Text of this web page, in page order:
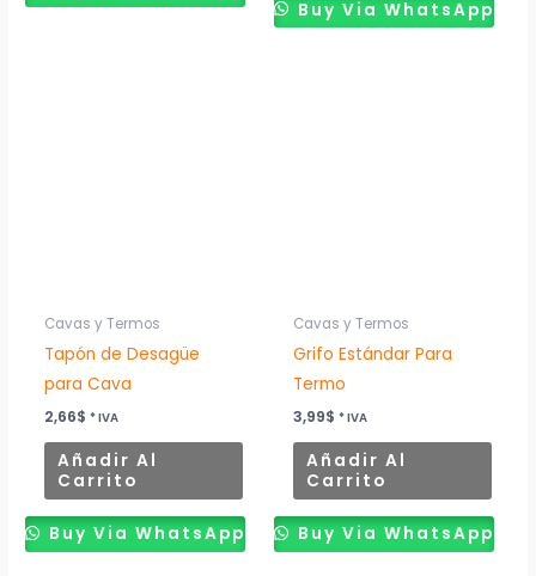
Buy Via WhatsApp
Cavas y Termos
Tapón de Desagüe
para Cava
2,66$ * IVA
Añadir Al
Carrito
Buy Via WhatsApp
Cavas y Termos
Grifo Estándar Para
Termo
3,99$ * IVA
Añadir Al
Carrito
Buy Via WhatsApp